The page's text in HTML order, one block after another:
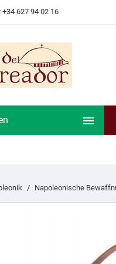
627 94 02 16

Napoleonische